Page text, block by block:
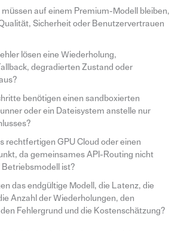
auf einem Premium-Modell bleiben,
Sicherheit oder Benutzervertrauen
lösen eine Wiederholung,
degradierten Zustand oder
benötigen einen sandboxierten
oder ein Dateisystem anstelle nur
rechtfertigen GPU Cloud oder einen
da gemeinsames API-Routing nicht
ist?
das endgültige Modell, die Latenz, die
Anzahl der Wiederholungen, den
Fehlergrund und die Kostenschätzung?